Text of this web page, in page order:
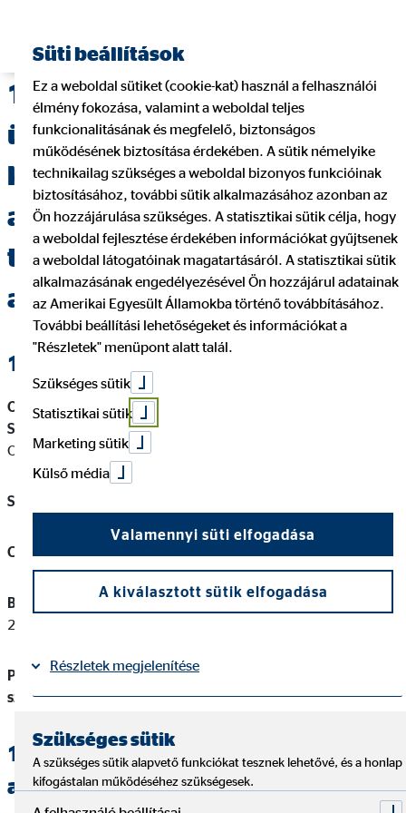
1.Tájékoztatás a többes
ügynök és az általa megbízott
közvetítő / közvetítői
alvállalkozó, valamint
természetes személy
adatairól
1.1. Megbízó (többes ügynök) adatai
OVB Vermögensberatung Általános Biztosítási és Pénzügyi
Szolgáltató Korlátolt Felelősségű Társaság
OVB)
Székhely / levelezési cím:
Cégjegyzékszám:
Biztosításközvetítői felügyeleti nyilvántartási szám:
206012405527
Pénzügyi szolgáltatás közvetítői felügyeleti nyilvántartási
szám:13231796
1.2. Megbízott / közvetítői
alvállalkozó (gazdálkodó szervezet)
Süti beállítások
Ez a weboldal sütiket (cookie-kat) használ a felhasználói
élmény fokozása, valamint a weboldal teljes
funkcionalitásának és megfelelő, biztonságos
működésének biztosítása érdekében. A sütik némelyike
technikailag szükséges a weboldal bizonyos funkcióinak
biztosításához, további sütik alkalmazásához azonban az
Ön hozzájárulása szükséges. A statisztikai sütik célja, hogy
a weboldal fejlesztése érdekében információkat gyűjtsenek
a weboldal látogatóinak magatartásáról. A statisztikai sütik
alkalmazásának engedélyezésével Ön hozzájárul adatainak
az Amerikai Egyesült Államokba történő továbbításához.
További beállítási lehetőségeket és információkat a
"Részletek" menüpont alatt talál.
Szükséges sütik
Statisztikai sütik
Marketing sütik
Külső média
Valamennyi süti elfogadása
A kiválasztott sütik elfogadása
Részletek megjelenítése
Szükséges sütik
A szükséges sütik alapvető funkciókat tesznek lehetővé, és a honlap
kifogástalan működéséhez szükségesek.